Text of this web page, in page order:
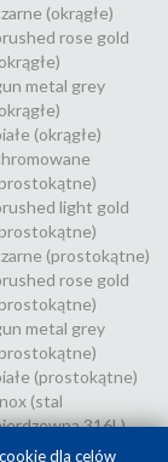
(okrągłe)
rose gold
metal grey
(okrągłe)
light gold
(prostokątne)
rose gold
metal grey
(prostokątne)
(stal
316L)
dla celów